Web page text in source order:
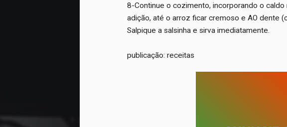
8-Continue o cozimento, incorporando o
adição, até o arroz ficar cremoso e AO dente
Salpique a salsinha e sirva imediatamente.
publicação: receitas